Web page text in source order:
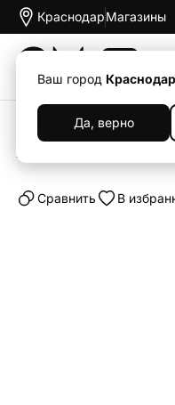
Краснодар
Ваш город
Да, верно
Магазины
Каталог
Алкотестер
Cравнить В